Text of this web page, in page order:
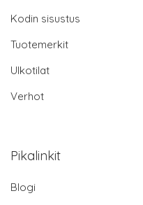
Kodin sisustus
Tuotemerkit
Ulkotilat
Verhot
Pikalinkit
Blogi